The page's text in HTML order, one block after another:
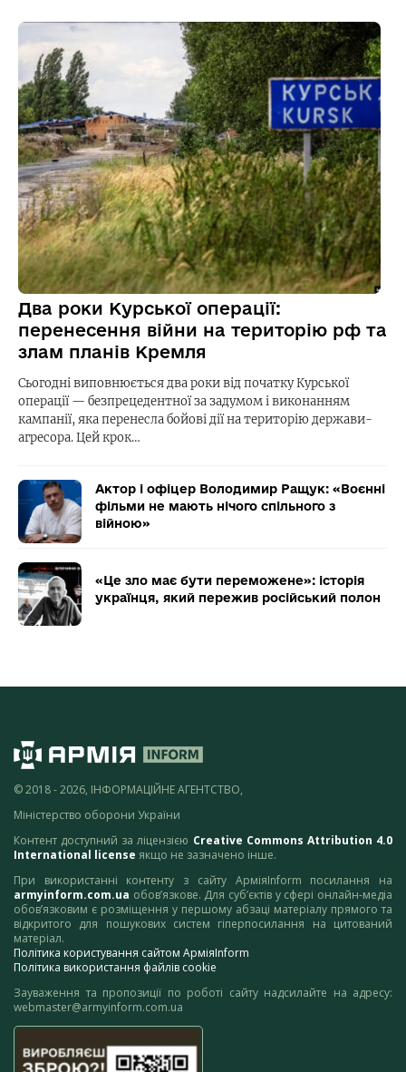
Два роки Курської операції:
перенесення війни на територію рф та
злам планів Кремля
Сьогодні виповнюється два роки від початку Курської
операції — безпрецедентної за задумом і виконанням
кампанії, яка перенесла бойові дії на територію держави-
агресора. Цей крок…
Актор і офіцер Володимир Ращук: «Воєнні
фільми не мають нічого спільного з
війною»
«Це зло має бути переможене»: історія
українця, який пережив російський полон
© 2018 - 2026, ІНФОРМАЦІЙНЕ АГЕНТСТВО,
Міністерство оборони України
Контент доступний за ліцензією Creative Commons Attribution 4.0
International license якщо не зазначено інше.
При використанні контенту з сайту АрміяInform посилання на
armyinform.com.ua обов’язкове. Для суб’єктів у сфері онлайн-медіа
обов’язковим є розміщення у першому абзаці матеріалу прямого та
відкритого для пошукових систем гіперпосилання на цитований
матеріал.
Політика користування сайтом АрміяInform
Політика використання файлів cookie
Зауваження та пропозиції по роботі сайту надсилайте на адресу:
webmaster@armyinform.com.ua